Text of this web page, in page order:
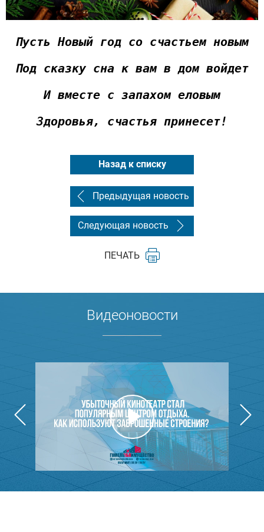
Пусть Новый год со счастьем новым
Под сказку сна к вам в дом войдет
И вместе с запахом еловым
Здоровья, счастья принесет!
Назад к списку
Предыдущая новость
Следующая новость
ПЕЧАТЬ
Видеоновости